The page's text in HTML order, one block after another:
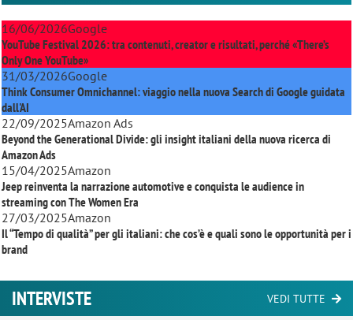
16/06/2026Google
YouTube Festival 2026: tra contenuti, creator e risultati, perché «There’s
Only One YouTube»
31/03/2026Google
Think Consumer Omnichannel: viaggio nella nuova Search di Google guidata
dall'AI
22/09/2025Amazon Ads
Beyond the Generational Divide: gli insight italiani della nuova ricerca di
Amazon Ads
15/04/2025Amazon
Jeep reinventa la narrazione automotive e conquista le audience in
streaming conThe Women Era
27/03/2025Amazon
Il “Tempo di qualità” per gli italiani: che cos’è e quali sono le opportunità per i
brand
INTERVISTE VEDI TUTTE